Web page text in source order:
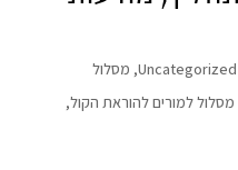
Uncategorized
, מסלול
מסלול למורים להוראת הקול,